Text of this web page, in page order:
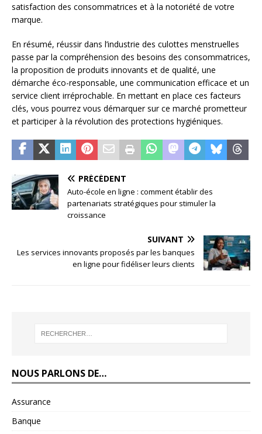
satisfaction des consommatrices et à la notoriété de votre
marque.
En résumé, réussir dans l’industrie des culottes menstruelles
passe par la compréhension des besoins des consommatrices,
la proposition de produits innovants et de qualité, une
démarche éco-responsable, une communication efficace et un
service client irréprochable. En mettant en place ces facteurs
clés, vous pourrez vous démarquer sur ce marché prometteur
et participer à la révolution des protections hygiéniques.
PRÉCÉDENT
Auto-école en ligne : comment établir des
partenariats stratégiques pour stimuler la
croissance
SUIVANT
Les services innovants proposés par les banques
en ligne pour fidéliser leurs clients
NOUS PARLONS DE…
Assurance
Banque